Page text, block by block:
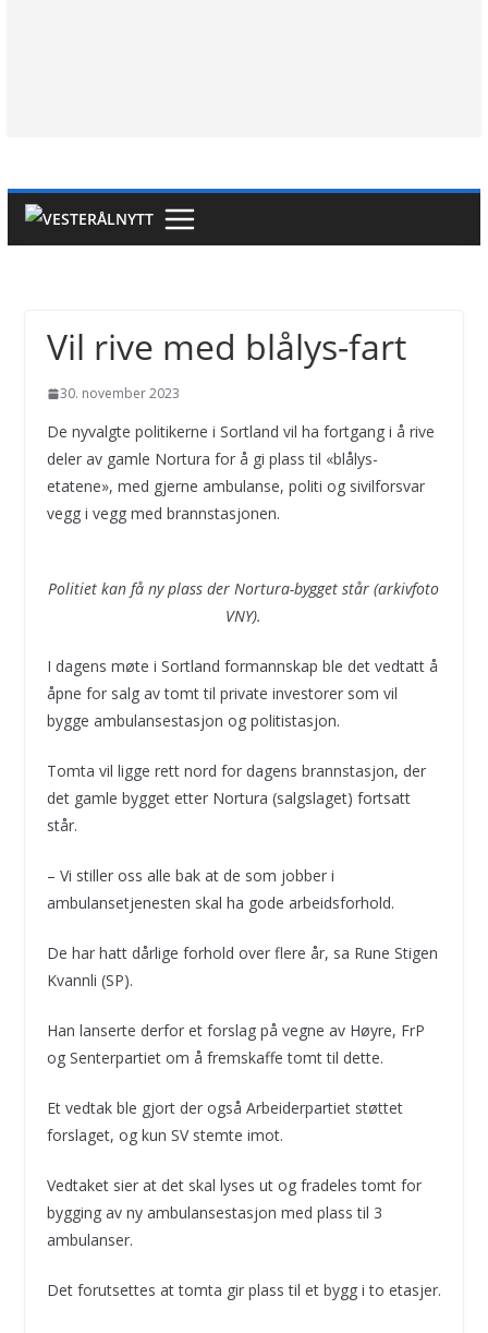
Vil rive med blålys-fart
30. november 2023
De nyvalgte politikerne i Sortland vil ha fortgang i å rive
deler av gamle Nortura for å gi plass til «blålys-
etatene», med gjerne ambulanse, politi og sivilforsvar
vegg i vegg med brannstasjonen.
Politiet kan få ny plass der Nortura-bygget står (arkivfoto
VNY).
I dagens møte i Sortland formannskap ble det vedtatt å
åpne for salg av tomt til private investorer som vil
bygge ambulansestasjon og politistasjon.
Tomta vil ligge rett nord for dagens brannstasjon, der
det gamle bygget etter Nortura (salgslaget) fortsatt
står.
– Vi stiller oss alle bak at de som jobber i
ambulansetjenesten skal ha gode arbeidsforhold.
De har hatt dårlige forhold over flere år, sa Rune Stigen
Kvannli (SP).
Han lanserte derfor et forslag på vegne av Høyre, FrP
og Senterpartiet om å fremskaffe tomt til dette.
Et vedtak ble gjort der også Arbeiderpartiet støttet
forslaget, og kun SV stemte imot.
Vedtaket sier at det skal lyses ut og fradeles tomt for
bygging av ny ambulansestasjon med plass til 3
ambulanser.
Det forutsettes at tomta gir plass til et bygg i to etasjer.